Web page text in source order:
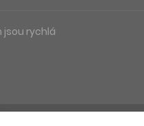
rychlá